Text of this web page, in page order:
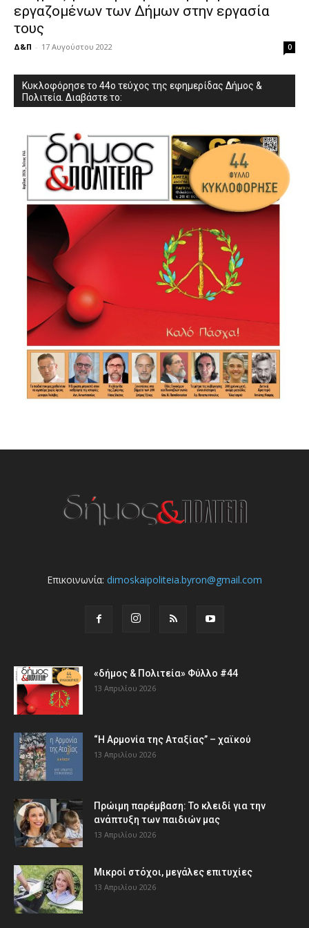
εργαζομένων των Δήμων στην εργασία
τους
Δ&Π - 17 Αυγούστου 2022 0
Κυκλοφόρησε το 44ο τεύχος της εφημερίδας Δήμος &
Πολιτεία. Διαβάστε το:
Επικοινωνία: dimoskaipoliteia.byron@gmail.com
«δήμος & Πολιτεία» Φύλλο #44
13 Απριλίου 2026
“Η Αρμονία της Αταξίας” – χαϊκού
13 Απριλίου 2026
Πρώιμη παρέμβαση: Το κλειδί για την
ανάπτυξη των παιδιών µας
13 Απριλίου 2026
Μικροί στόχοι, μεγάλες επιτυχίες
13 Απριλίου 2026